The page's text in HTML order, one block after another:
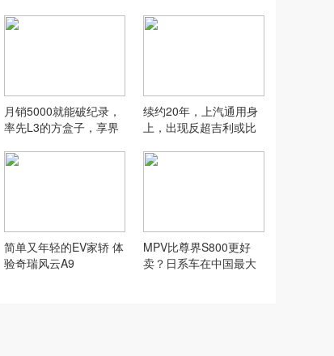
月销5000就能破纪录，
率先L3的方盒子，享界
续约20年，上汽通用身
上，出现反超吉利或比
简单又年轻的EV家轿 体
验奇瑞风云A9
MPV比尊界S800更好
卖？日系车在中国最大